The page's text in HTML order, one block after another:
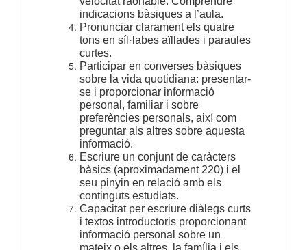
indicacions bàsiques a l’aula.
Pronunciar clarament els quatre
tons en síl·labes aïllades i paraules
curtes.
Participar en converses bàsiques
sobre la vida quotidiana: presentar-
se i proporcionar informació
personal, familiar i sobre
preferències personals, així com
preguntar als altres sobre aquesta
informació.
Escriure un conjunt de caràcters
bàsics (aproximadament 220) i el
seu pinyin en relació amb els
continguts estudiats.
Capacitat per escriure diàlegs curts
i textos introductoris proporcionant
informació personal sobre un